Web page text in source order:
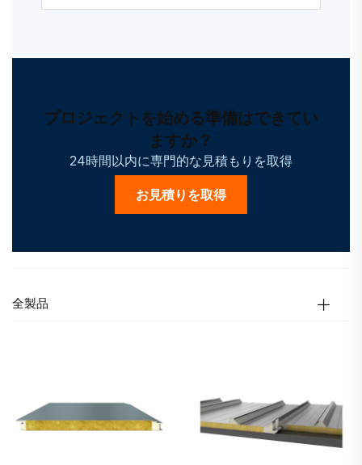
プロジェクトを始める準備はできてい
ますか？
24時間以内に専門的な見積もりを取得
お見積りを取得
全製品